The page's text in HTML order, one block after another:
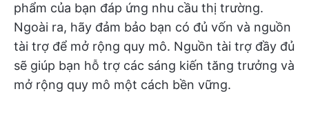
phẩm của bạn đáp ứng nhu cầu thị trường.
Ngoài ra, hãy đảm bảo bạn có đủ vốn và nguồn
tài trợ để mở rộng quy mô. Nguồn tài trợ đầy đủ
sẽ giúp bạn hỗ trợ các sáng kiến tăng trưởng và
mở rộng quy mô một cách bền vững.